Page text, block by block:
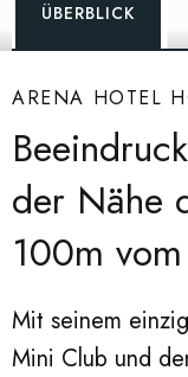
ÜBERBLICK
ARENA HOTEL
der Nähe
100m
Mit seinem
Mini Club und